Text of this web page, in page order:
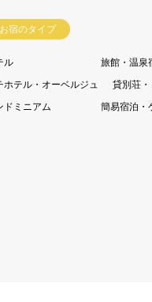
お宿のタイプ
ル
旅館・温泉
ホテル・オーベルジュ
貸別荘
ドミニアム
簡易宿泊・